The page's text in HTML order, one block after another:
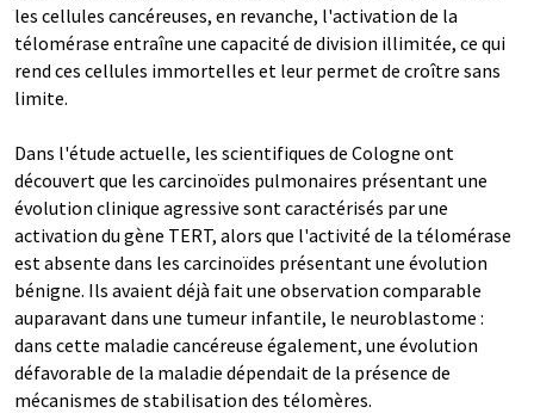
les cellules cancéreuses, en revanche, l'activation de la
télomérase entraîne une capacité de division illimitée, ce qui
rend ces cellules immortelles et leur permet de croître sans
limite.
Dans l'étude actuelle, les scientifiques de Cologne ont
découvert que les carcinoïdes pulmonaires présentant une
évolution clinique agressive sont caractérisés par une
activation du gène TERT, alors que l'activité de la télomérase
est absente dans les carcinoïdes présentant une évolution
bénigne. Ils avaient déjà fait une observation comparable
auparavant dans une tumeur infantile, le neuroblastome :
dans cette maladie cancéreuse également, une évolution
défavorable de la maladie dépendait de la présence de
mécanismes de stabilisation des télomères.